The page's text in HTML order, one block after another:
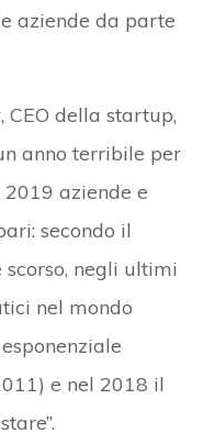
aziende da parte
, CEO della startup,
anno terribile per
aziende e
secondo il
negli ultimi
nel mondo
e nel 2018 il